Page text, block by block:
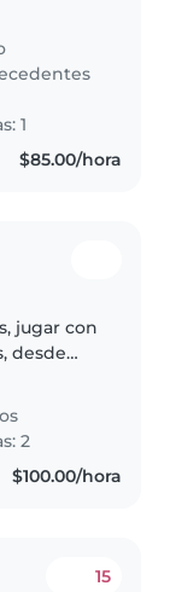
de que
soy la
largo..
1
$85.00/hora
jugar con
desde
en
2
$100.00/hora
15